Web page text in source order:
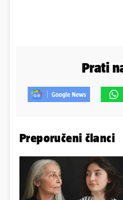
Prati
Preporučeni članci